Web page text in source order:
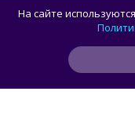
Готовим
и сыром в
На сайте